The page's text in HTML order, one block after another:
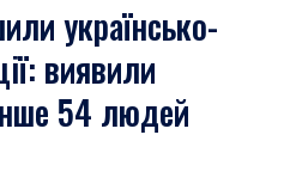
українсько-
виявили
54 людей